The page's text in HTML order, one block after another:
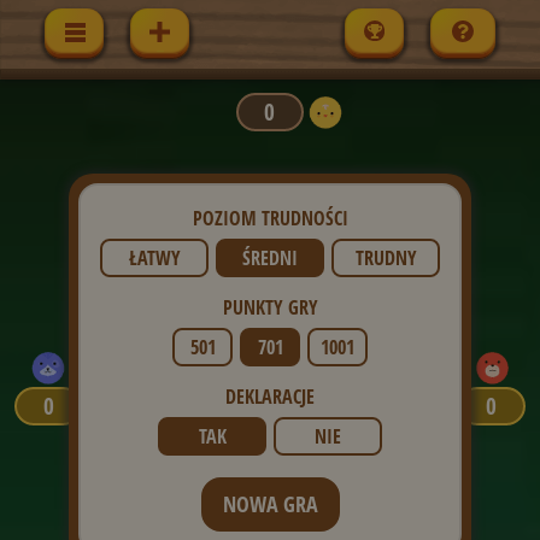
0
0
0
POZIOM TRUDNOŚCI
ŁATWY
ŚREDNI
TRUDNY
PUNKTY GRY
501
701
1001
DEKLARACJE
TAK
NIE
NOWA GRA